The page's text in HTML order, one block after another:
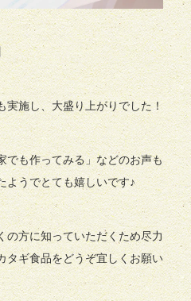
実施し、大盛り上がりでした！
でも作ってみる」などのお声も
ようでとても嬉しいです♪
の方に知っていただくため尽力
タギ食品をどうぞ宜しくお願い